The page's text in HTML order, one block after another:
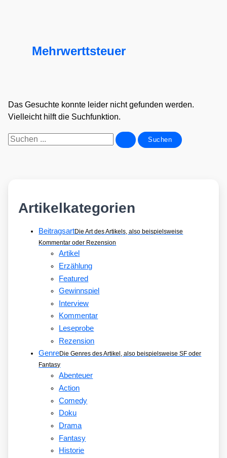
Mehrwerttsteuer
Das Gesuchte konnte leider nicht gefunden werden.
Vielleicht hilft die Suchfunktion.
Suchen
Artikelkategorien
BeitragsartDie Art des Artikels, also beispielsweise
Kommentar oder Rezension
Artikel
Erzählung
Featured
Gewinnspiel
Interview
Kommentar
Leseprobe
Rezension
GenreDie Genres des Artikel, also beispielsweise SF oder
Fantasy
Abenteuer
Action
Comedy
Doku
Drama
Fantasy
Historie